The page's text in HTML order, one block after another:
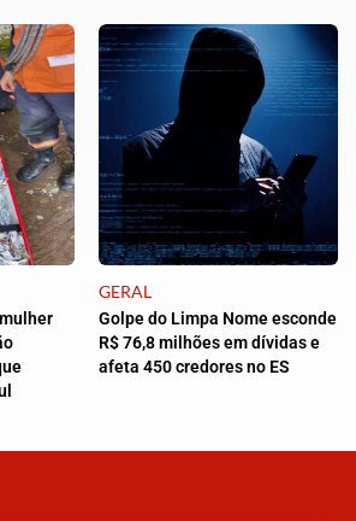
GERAL
Golpe do Limpa Nome esconde
R$ 76,8 milhões em dívidas e
afeta 450 credores no ES